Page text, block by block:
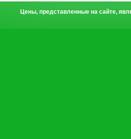
Цены, представленные на сайте,